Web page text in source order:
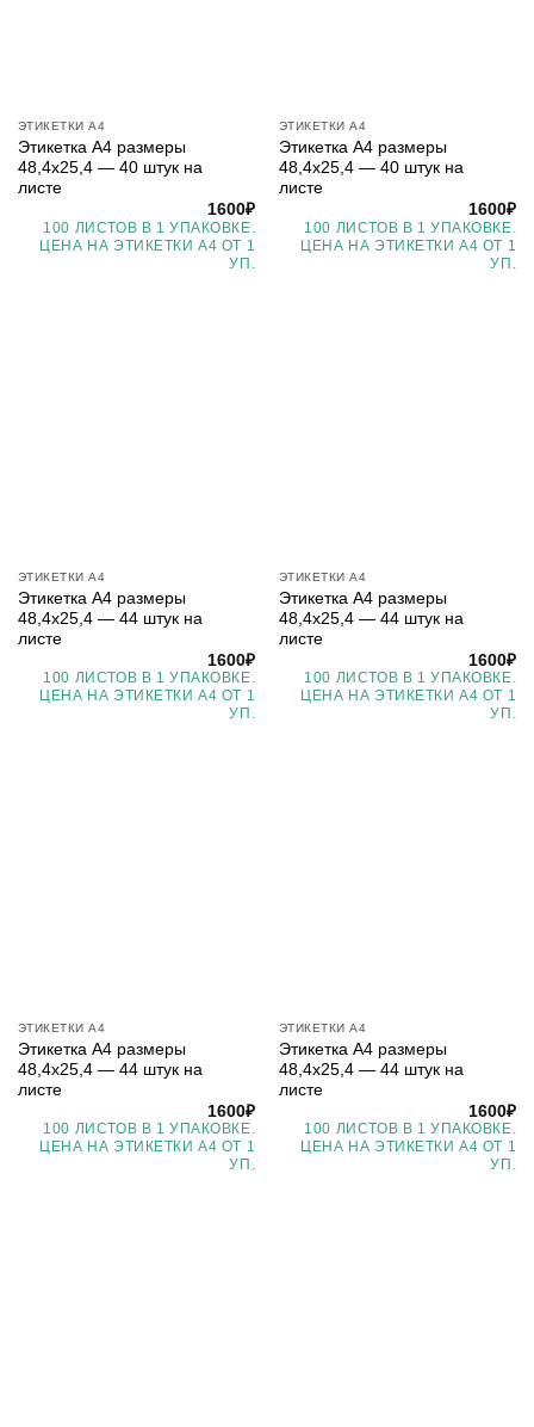
ЭТИКЕТКИ А4
Этикетка А4 размеры
48,4х25,4 — 40 штук на
листе
1600₽
100 ЛИСТОВ В 1 УПАКОВКЕ.
ЦЕНА НА ЭТИКЕТКИ А4 ОТ 1
УП.
ЭТИКЕТКИ А4
Этикетка А4 размеры
48,4х25,4 — 40 штук на
листе
1600₽
100 ЛИСТОВ В 1 УПАКОВКЕ.
ЦЕНА НА ЭТИКЕТКИ А4 ОТ 1
УП.
ЭТИКЕТКИ А4
Этикетка А4 размеры
48,4х25,4 — 44 штук на
листе
1600₽
100 ЛИСТОВ В 1 УПАКОВКЕ.
ЦЕНА НА ЭТИКЕТКИ А4 ОТ 1
УП.
ЭТИКЕТКИ А4
Этикетка А4 размеры
48,4х25,4 — 44 штук на
листе
1600₽
100 ЛИСТОВ В 1 УПАКОВКЕ.
ЦЕНА НА ЭТИКЕТКИ А4 ОТ 1
УП.
ЭТИКЕТКИ А4
Этикетка А4 размеры
48,4х25,4 — 44 штук на
листе
1600₽
100 ЛИСТОВ В 1 УПАКОВКЕ.
ЦЕНА НА ЭТИКЕТКИ А4 ОТ 1
УП.
ЭТИКЕТКИ А4
Этикетка А4 размеры
48,4х25,4 — 44 штук на
листе
1600₽
100 ЛИСТОВ В 1 УПАКОВКЕ.
ЦЕНА НА ЭТИКЕТКИ А4 ОТ 1
УП.